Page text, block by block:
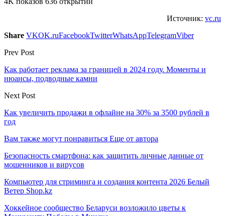
Источник: vc.ru
Share VKOK.ruFacebookTwitterWhatsAppTelegramViber
Prev Post
Как работает реклама за границей в 2024 году. Моменты и
нюансы, подводные камни
Next Post
Как увеличить продажи в офлайне на 30% за 3500 рублей в
год
Вам также могут понравиться Еще от автора
Безопасность смартфона: как защитить личные данные от
мошенников и вирусов
Компьютер для стриминга и создания контента 2026 Белый
Ветер Shop.kz
Хоккейное сообщество Беларуси возложило цветы к